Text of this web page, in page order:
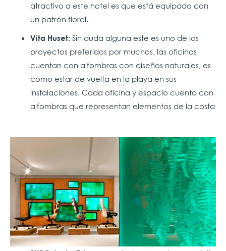
atractivo a este hotel es que está equipado con
un patrón floral.
Vita Huset: Sin duda alguna este es uno de los
proyectos preferidos por muchos, las oficinas
cuentan con alfombras con diseños naturales, es
como estar de vuelta en la playa en sus
instalaciones. Cada oficina y espacio cuenta con
alfombras que representan elementos de la costa